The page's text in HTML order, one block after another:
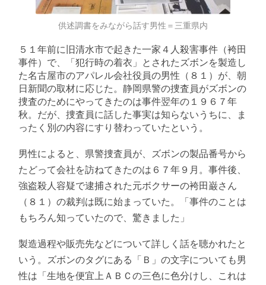
供述調書をみながら話す男性＝三重県内
５１年前に旧清水市で起きた一家４人殺害事件（袴田
事件）で、「犯行時の着衣」とされたズボンを製造し
た名古屋市のアパレル会社役員の男性（８１）が、朝
日新聞の取材に応じた。静岡県警の捜査員がズボンの
捜査のためにやってきたのは事件翌年の１９６７年
秋。だが、捜査員に話した事実は知らないうちに、ま
ったく別の内容にすり替わっていたという。
男性によると、県警捜査員が、ズボンの製品番号から
たどって会社を訪ねてきたのは６７年９月。事件後、
強盗殺人容疑で逮捕された元ボクサーの袴田巌さん
（８１）の裁判は既に始まっていた。「事件のことは
もちろん知っていたので、驚きました」
製造過程や販売先などについて詳しく話を聴かれたと
いう。ズボンのタグにある「Ｂ」の文字についても男
性は「生地を便宜上ＡＢＣの三色に色分けし、これは